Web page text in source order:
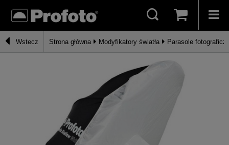
Wstecz Strona główna Modyfikatory światła Parasole